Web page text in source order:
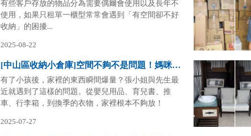
有些客戶存放的物品分為需要偶爾會使用以及長年不
使用，如果只租單一櫃型常常會遇到「有空間卻不好
收納」的困擾...
2025-08-22
[中山區收納小倉庫]空間不夠不是問題！媽咪巧用迷你倉～收納生活更輕鬆～
有了小孩後，家裡的東西瞬間爆量？張小姐與先生最
近就遇到了這樣的問題。從嬰兒用品、育兒書、推
車、行李箱，到換季的衣物，家裡根本不夠放！
2025-07-27